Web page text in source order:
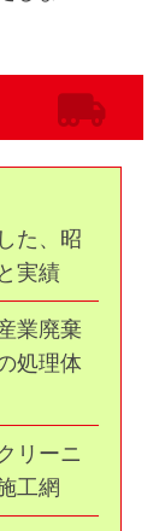
た、昭
実績
業廃棄
処理体
リーニ
工網